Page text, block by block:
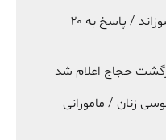
ناو وینسنس ۲۹۱ رؤیا را سوزاند / پاسخ به ۲۰
حجاج اعلام شد
زنان / مامورانی